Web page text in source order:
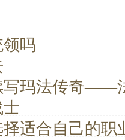
吗
写玛法传奇——
适合自己的职